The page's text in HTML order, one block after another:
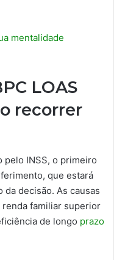
mentalidade
LOAS
recorrer
pelo INSS, o primeiro
que estará
da decisão. As causas
renda familiar superior
de longo prazo